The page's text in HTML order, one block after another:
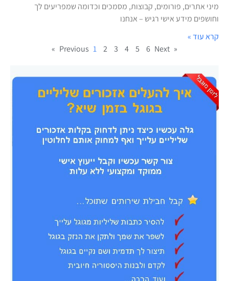
מיני אתרים, פורומים, קבוצות, מסמכים וכדומה שמפריעים לך
וחושפים מידע אישי רגיש – אנחנו
קרא עוד »
« Previous
1 2 3 4 5 6 Next »